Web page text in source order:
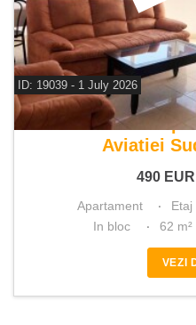
ID: 19039 - 1 July 2026
De inchiriat
Aviatiei
490 EUR
Apartament Etaj
In bloc
62 m²
VEZI